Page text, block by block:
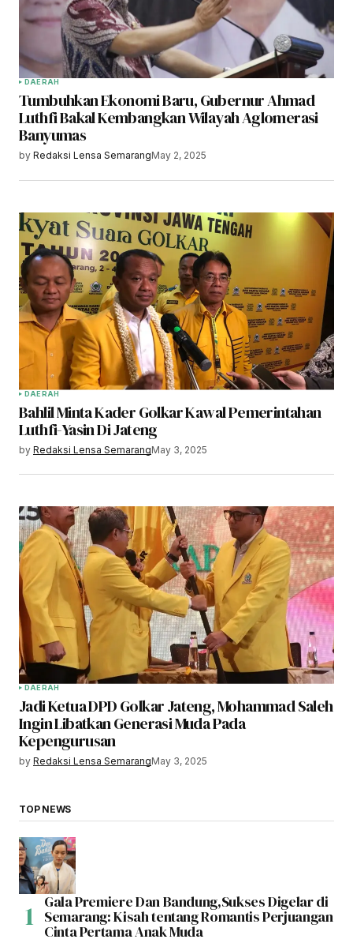
DAERAH
Tumbuhkan Ekonomi Baru, Gubernur Ahmad
Luthfi Bakal Kembangkan Wilayah Aglomerasi
Banyumas
by Redaksi Lensa SemarangMay 2, 2025
DAERAH
Bahlil Minta Kader Golkar Kawal Pemerintahan
Luthfi-Yasin Di Jateng
by Redaksi Lensa SemarangMay 3, 2025
DAERAH
Jadi Ketua DPD Golkar Jateng, Mohammad Saleh
Ingin Libatkan Generasi Muda Pada
Kepengurusan
by Redaksi Lensa SemarangMay 3, 2025
TOP NEWS
Gala Premiere Dan Bandung,Sukses Digelar di
Semarang: Kisah tentang Romantis Perjuangan
Cinta Pertama Anak Muda